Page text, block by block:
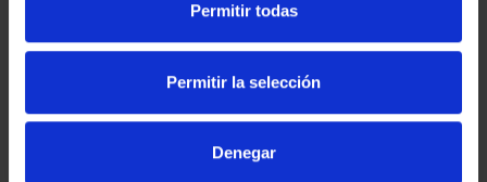
Permitir todas
Permitir la selección
Denegar
BATALLA DE LEPANTO
140,00 €